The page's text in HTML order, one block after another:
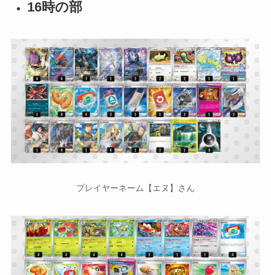
16時の部
プレイヤーネーム【エヌ】さん